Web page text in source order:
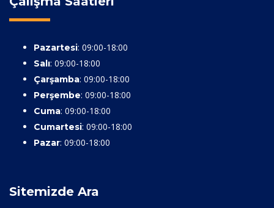
Pazartesi: 09:00-18:00
Salı: 09:00-18:00
Çarşamba: 09:00-18:00
Perşembe: 09:00-18:00
Cuma: 09:00-18:00
Cumartesi: 09:00-18:00
Pazar: 09:00-18:00
Sitemizde Ara